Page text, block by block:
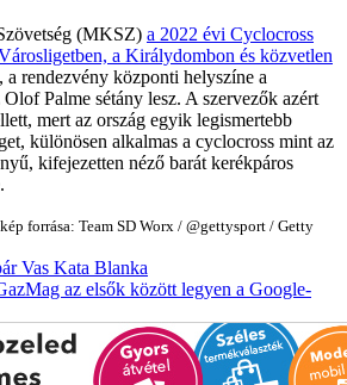
(MKSZ) a 2022 évi Cyclocross
a Királydombon és közvetlen
, a rendezvény központi helyszíne a
Palme sétány lesz. A szervezők azért
mert az ország egyik legismertebb
különösen alkalmas a cyclocross mint az
kifejezetten néző barát kerékpáros
forrása: Team SD Worx / @gettysport / Getty
Vas Kata Blanka
az elsők között legyen a Google-